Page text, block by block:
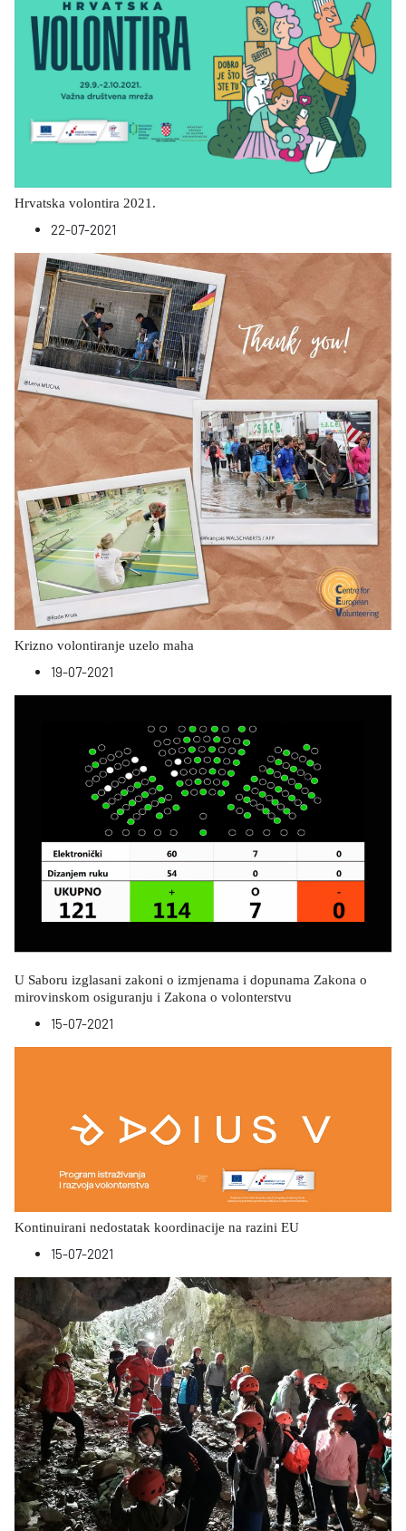
Hrvatska volontira 2021.
22-07-2021
Krizno volontiranje uzelo maha
19-07-2021
U Saboru izglasani zakoni o izmjenama i dopunama Zakona o
mirovinskom osiguranju i Zakona o volonterstvu
15-07-2021
Kontinuirani nedostatak koordinacije na razini EU
15-07-2021